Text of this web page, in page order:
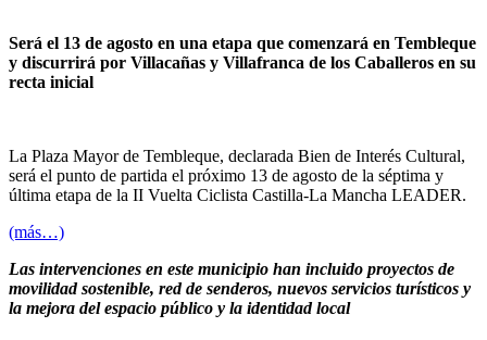
Será el 13 de agosto en una etapa que comenzará en Tembleque
y discurrirá por Villacañas y Villafranca de los Caballeros en su
recta inicial
La Plaza Mayor de Tembleque, declarada Bien de Interés Cultural,
será el punto de partida el próximo 13 de agosto de la séptima y
última etapa de la II Vuelta Ciclista Castilla-La Mancha LEADER.
(más…)
Las intervenciones en este municipio han incluido proyectos de
movilidad sostenible, red de senderos, nuevos servicios turísticos y
la mejora del espacio público y la identidad local